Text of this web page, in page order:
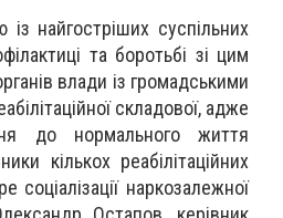
найгостріших суспільних
та боротьбі зі цим
влади із громадськими
складової, адже
до нормального життя
кількох реабілітаційних
наркозалежної